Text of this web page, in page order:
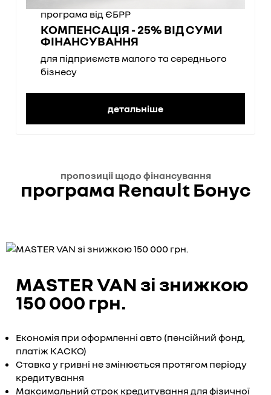
програма від ЄБРР
КОМПЕНСАЦІЯ - 25% ВІД СУМИ
ФІНАНСУВАННЯ
для підприємств малого та середнього
бізнесу
детальніше
пропозиції щодо фінансування
програма Renault Бонус
MASTER VAN зі знижкою
150 000 грн.
Економія при оформленні авто (пенсійний фонд,
платіж КАСКО)
Ставка у гривні не змінюється протягом періоду
кредитування
Максимальний строк кредитування для фізичної